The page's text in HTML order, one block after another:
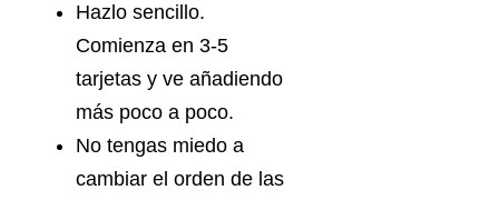
Hazlo sencillo.
Comienza en 3-5
tarjetas y ve añadiendo
más poco a poco.
No tengas miedo a
cambiar el orden de las